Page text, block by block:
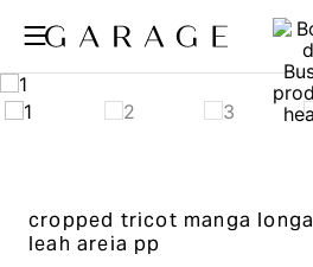
cropped tricot manga longa
leah areia pp